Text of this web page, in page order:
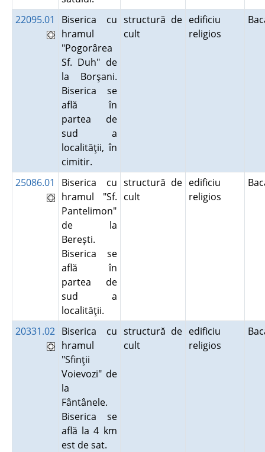
22095.01
Biserica cu
hramul
"Pogorârea
Sf. Duh" de
la Borşani.
Biserica se
află în
partea de
sud a
localităţii, în
cimitir.
structură de
cult
edificiu
religios
25086.01
Biserica cu
hramul "Sf.
Pantelimon"
de la
Bereşti.
Biserica se
află în
partea de
sud a
localităţii.
structură de
cult
edificiu
religios
20331.02 Biserica cu
hramul
"Sfinţii
Voievozi" de
la
Fântânele.
Biserica se
află la 4 km
est de sat.
structură de
cult
edificiu
religios